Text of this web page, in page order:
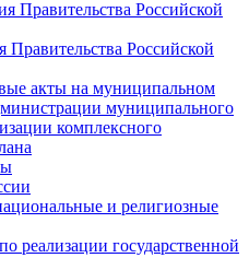
Правительства Российской
Правительства Российской
акты на муниципальном
муниципального
комплексного
и религиозные
реализации государственной